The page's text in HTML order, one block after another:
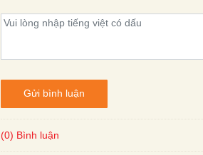
Gửi bình luận
(0) Bình luận